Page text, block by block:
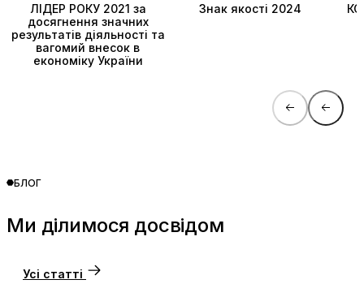
ЛІДЕР РОКУ 2021 за
досягнення значних
результатів діяльності та
вагомий внесок в
економіку України
Знак якості 2024
БЛОГ
Ми ділимося досвідом
Усі статті